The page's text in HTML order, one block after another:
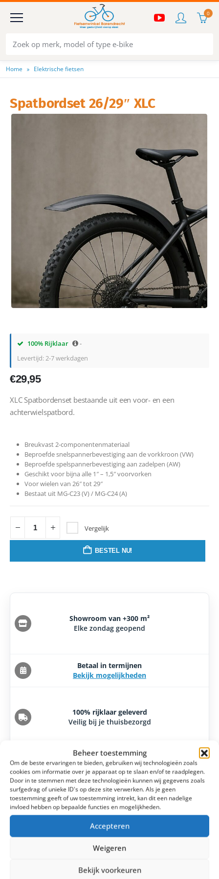
Beheer toestemming
Om de beste ervaringen te bieden, gebruiken wij technologieën zoals
cookies om informatie over je apparaat op te slaan en/of te raadplegen.
Door in te stemmen met deze technologieën kunnen wij gegevens zoals
surfgedrag of unieke ID's op deze site verwerken. Als je geen
toestemming geeft of uw toestemming intrekt, kan dit een nadelige
invloed hebben op bepaalde functies en mogelijkheden.
Accepteren
Weigeren
Bekijk voorkeuren
0
Home Elektrische fietsen
Spatbordset 26/29″ XLC
100% Rijklaar
-
Levertijd: 2-7 werkdagen
€29,95
XLC Spatbordenset bestaande uit een voor- en een
achterwielspatbord.
Breukvast 2-componentenmateriaal
Beproefde snelspannerbevestiging aan de vorkkroon (VW)
Beproefde spelspannerbevestiging aan zadelpen (AW)
Geschikt voor bijna alle 1″ – 1,5″ voorvorken
Voor wielen van 26″ tot 29″
Bestaat uit MG-C23 (V) / MG-C24 (A)
Vergelijk
BESTEL NU!
Showroom van +300 m²
Elke zondag geopend
Betaal in termijnen
Bekijk mogelijkheden
100% rijklaar geleverd
Veilig bij je thuisbezorgd
Meer dan 100 YouTube clipjes
Uitleg, reviews en handige tips
Laagsteprijsgarantie
14 dagen bedenktijd